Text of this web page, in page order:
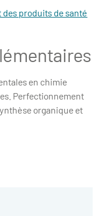
produits de santé
en chimie
Perfectionnement
organique et